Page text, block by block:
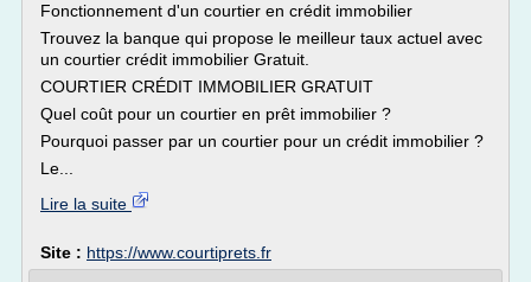
Fonctionnement d'un courtier en crédit immobilier
Trouvez la banque qui propose le meilleur taux actuel avec
un courtier crédit immobilier Gratuit.
COURTIER CRÉDIT IMMOBILIER GRATUIT
Quel coût pour un courtier en prêt immobilier ?
Pourquoi passer par un courtier pour un crédit immobilier ?
Le...
Lire la suite
Site : https://www.courtiprets.fr